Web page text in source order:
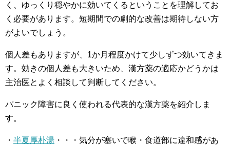
く、ゆっくり穏やかに効いてくるということを理解してお
く必要があります。短期間での劇的な改善は期待しない方
がよいでしょう。
個人差もありますが、1か月程度かけて少しずつ効いてきま
す。効きの個人差も大きいため、漢方薬の適応かどうかは
主治医とよく相談して判断してください。
パニック障害に良く使われる代表的な漢方薬を紹介しま
す。
・ 半夏厚朴湯 ・・・気分が塞いで喉・食道部に違和感があ